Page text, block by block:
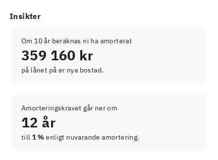
Insikter
Om 10 år beräknas ni ha amorterat
359 160 kr
på lånet på er nya bostad.
Amorteringskravet går ner om
12 år
till 1 % enligt nuvarande amortering.